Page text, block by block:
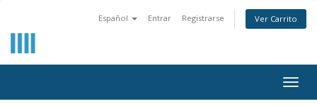
Español Entrar Registrarse Ver Carrito